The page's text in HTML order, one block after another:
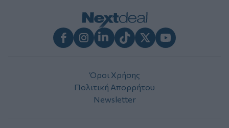
Όροι Χρήσης
Πολιτική Απορρήτου
Newsletter